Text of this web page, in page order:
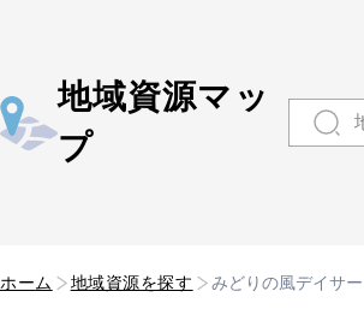
地域資源マッ
プ
ホーム 地域資源を探す みどりの風デイサ